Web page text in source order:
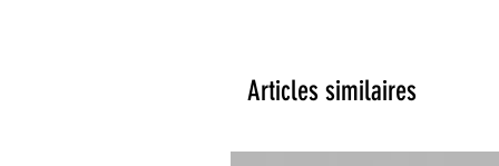
Articles similaires